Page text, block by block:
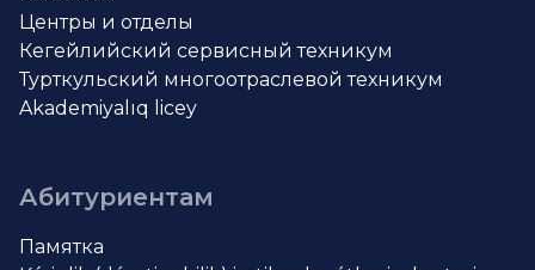
Центры и отделы
Кегейлийский сервисный техникум
Турткульский многоотраслевой техникум
Akademiyalıq licey
Абитуриентам
Памятка